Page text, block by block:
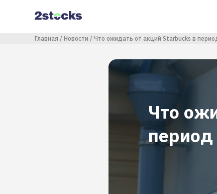
содержанию
Строка навигации
Главная Новости Что ожидать от акций Starbucks в
Что
период